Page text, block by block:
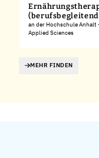
an der Hochschule
Applied Sciences
MEHR FINDEN